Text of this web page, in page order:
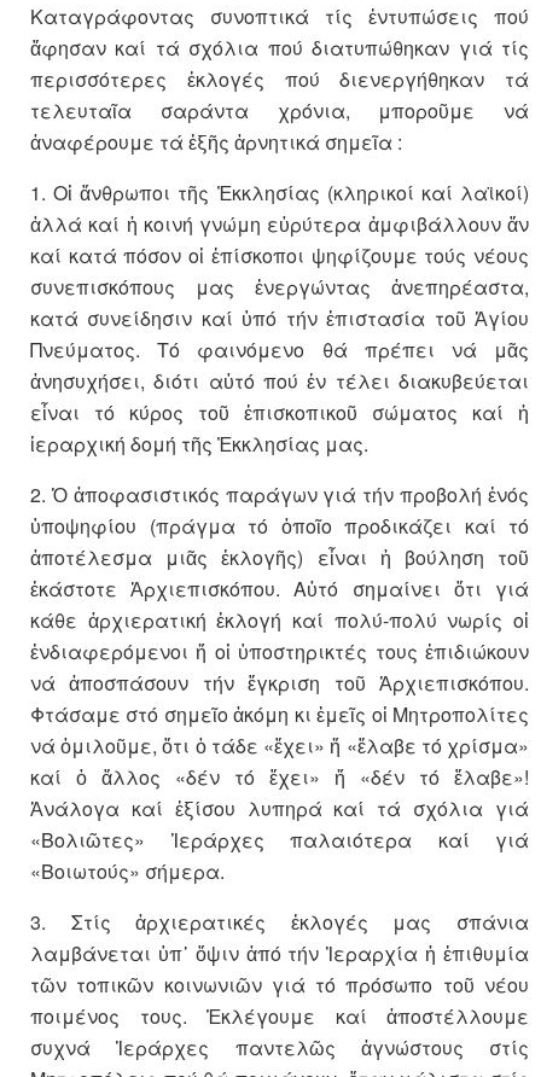
Καταγράφοντας συνοπτικά τίς ἐντυπώσεις πού
ἄφησαν καί τά σχόλια πού διατυπώθηκαν γιά τίς
περισσότερες ἐκλογές πού διενεργήθηκαν τά
τελευταῖα σαράντα χρόνια, μποροῦμε νά
ἀναφέρουμε τά ἑξῆς ἀρνητικά σημεῖα :
1. Οἱ ἄνθρωποι τῆς Ἐκκλησίας (κληρικοί καί λαϊκοί)
ἀλλά καί ἡ κοινή γνώμη εὐρύτερα ἀμφιβάλλουν ἄν
καί κατά πόσον οἱ ἐπίσκοποι ψηφίζουμε τούς νέους
συνεπισκόπους μας ἐνεργώντας ἀνεπηρέαστα,
κατά συνείδησιν καί ὑπό τήν ἐπιστασία τοῦ Ἁγίου
Πνεύματος. Τό φαινόμενο θά πρέπει νά μᾶς
ἀνησυχήσει, διότι αὐτό πού ἐν τέλει διακυβεύεται
εἶναι τό κύρος τοῦ ἐπισκοπικοῦ σώματος καί ἡ
ἱεραρχική δομή τῆς Ἐκκλησίας μας.
2. Ὁ ἀποφασιστικός παράγων γιά τήν προβολή ἑνός
ὑποψηφίου (πράγμα τό ὁποῖο προδικάζει καί τό
ἀποτέλεσμα μιᾶς ἐκλογῆς) εἶναι ἡ βούληση τοῦ
ἑκάστοτε Ἀρχιεπισκόπου. Αὐτό σημαίνει ὅτι γιά
κάθε ἀρχιερατική ἐκλογή καί πολύ-πολύ νωρίς οἱ
ἐνδιαφερόμενοι ἤ οἱ ὑποστηρικτές τους ἐπιδιώκουν
νά ἀποσπάσουν τήν ἔγκριση τοῦ Ἀρχιεπισκόπου.
Φτάσαμε στό σημεῖο ἀκόμη κι ἐμεῖς οἱ Μητροπολίτες
νά ὁμιλοῦμε, ὅτι ὁ τάδε «ἔχει» ἤ «ἔλαβε τό χρίσμα»
καί ὁ ἄλλος «δέν τό ἔχει» ἤ «δέν τό ἔλαβε»!
Ἀνάλογα καί ἐξίσου λυπηρά καί τά σχόλια γιά
«Βολιῶτες» Ἱεράρχες παλαιότερα καί γιά
«Βοιωτούς» σήμερα.
3. Στίς ἀρχιερατικές ἐκλογές μας σπάνια
λαμβάνεται ὑπ᾽ ὄψιν ἀπό τήν Ἱεραρχία ἡ ἐπιθυμία
τῶν τοπικῶν κοινωνιῶν γιά τό πρόσωπο τοῦ νέου
ποιμένος τους. Ἐκλέγουμε καί ἀποστέλλουμε
συχνά Ἱεράρχες παντελῶς ἀγνώστους στίς